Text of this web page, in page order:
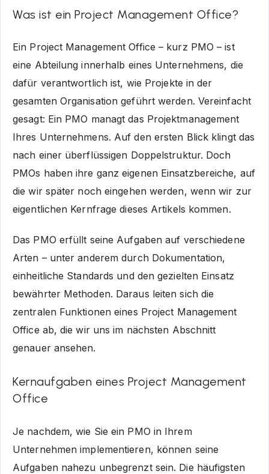
Was ist ein Project Management Office?
Ein Project Management Office – kurz PMO – ist
eine Abteilung innerhalb eines Unternehmens, die
dafür verantwortlich ist, wie Projekte in der
gesamten Organisation geführt werden. Vereinfacht
gesagt: Ein PMO managt das Projektmanagement
Ihres Unternehmens. Auf den ersten Blick klingt das
nach einer überflüssigen Doppelstruktur. Doch
PMOs haben ihre ganz eigenen Einsatzbereiche, auf
die wir später noch eingehen werden, wenn wir zur
eigentlichen Kernfrage dieses Artikels kommen.
Das PMO erfüllt seine Aufgaben auf verschiedene
Arten – unter anderem durch Dokumentation,
einheitliche Standards und den gezielten Einsatz
bewährter Methoden. Daraus leiten sich die
zentralen Funktionen eines Project Management
Office ab, die wir uns im nächsten Abschnitt
genauer ansehen.
Kernaufgaben eines Project Management
Office
Je nachdem, wie Sie ein PMO in Ihrem
Unternehmen implementieren, können seine
Aufgaben nahezu unbegrenzt sein. Die häufigsten